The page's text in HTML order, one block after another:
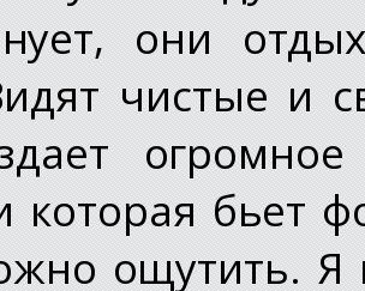
они
чистые и
которая бьет
ощутить. Я